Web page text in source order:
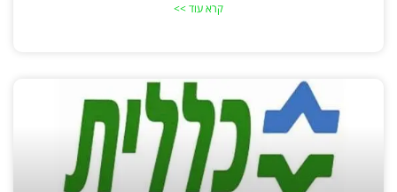
קרא עוד >>